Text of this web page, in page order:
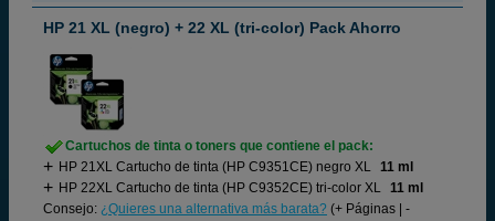
HP 21 XL (negro) + 22 XL (tri-color) Pack Ahorro
Cartuchos de tinta o toners que contiene el pack:
HP 21XL Cartucho de tinta (HP C9351CE) negro XL 11 ml
HP 22XL Cartucho de tinta (HP C9352CE) tri-color XL 11 ml
Consejo: ¿Quieres una alternativa más barata? (+ Páginas | -